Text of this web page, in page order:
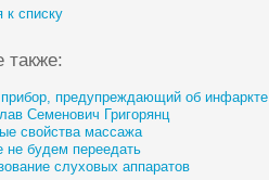
к списку
также:
предупреждающий об инфаркте
Семенович Григорянц
свойства массажа
не будем переедать
слуховых аппаратов